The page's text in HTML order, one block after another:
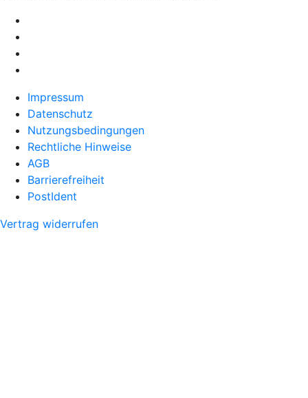
Impressum
Datenschutz
Nutzungsbedingungen
Rechtliche Hinweise
AGB
Barrierefreiheit
PostIdent
Vertrag widerrufen